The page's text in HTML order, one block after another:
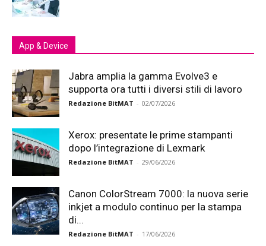
App & Device
Jabra amplia la gamma Evolve3 e
supporta ora tutti i diversi stili di lavoro
Redazione BitMAT - 02/07/2026
Xerox: presentate le prime stampanti
dopo l’integrazione di Lexmark
Redazione BitMAT - 29/06/2026
Canon ColorStream 7000: la nuova serie
inkjet a modulo continuo per la stampa
di...
Redazione BitMAT - 17/06/2026